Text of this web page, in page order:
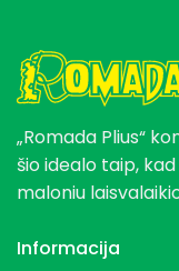
„Romada Plius“
šio idealo taip,
maloniu
Informacija